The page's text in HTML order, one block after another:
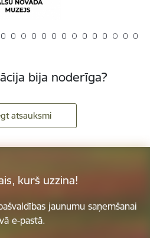
bija noderīga?
atsauksmi
kurš uzzina!
jaunumu saņemšanai
e-pastā.